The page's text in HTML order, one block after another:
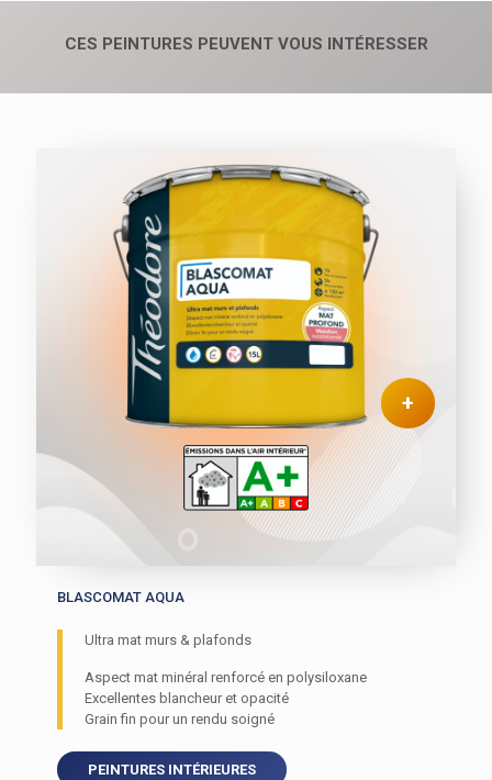
CES PEINTURES PEUVENT VOUS INTÉRESSER
+
BLASCOMAT AQUA
Ultra mat murs & plafonds
Aspect mat minéral renforcé en polysiloxane
Excellentes blancheur et opacité
Grain fin pour un rendu soigné
PEINTURES INTÉRIEURES